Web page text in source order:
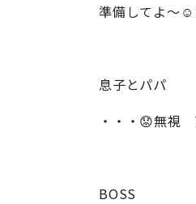
準備してよ〜
息子とパパ
・・・😟無視
BOSS